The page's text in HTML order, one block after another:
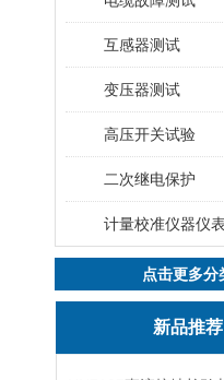
互感器测试
变压器测试
高压开关试验
二次继电保护
计量校准仪器仪表
点击更多分
新品推荐